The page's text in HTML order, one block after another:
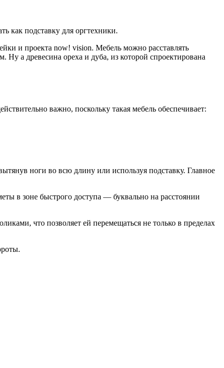
как подставку для оргтехники.
и проекта now! vision. Мебель можно расставлять
а древесина ореха и дуба, из которой спроектирована
важно, поскольку такая мебель обеспечивает:
ноги во всю длину или используя подставку. Главное
в зоне быстрого доступа — буквально на расстоянии
что позволяет ей перемещаться не только в пределах